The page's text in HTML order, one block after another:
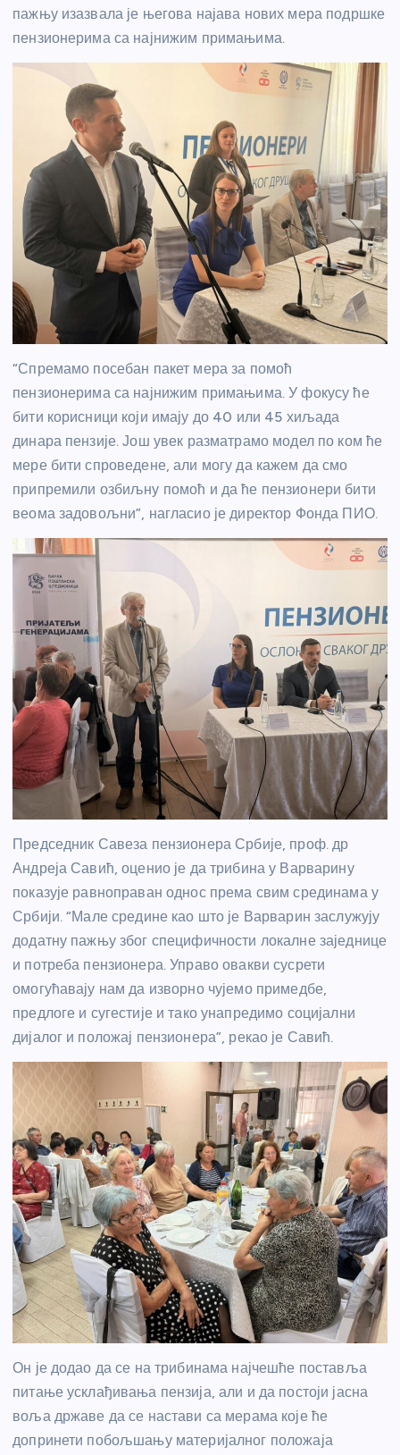
пажњу изазвала је његова најава нових мера подршке
пензионерима са најнижим примањима.
“Спремамо посебан пакет мера за помоћ
пензионерима са најнижим примањима. У фокусу ће
бити корисници који имају до 40 или 45 хиљада
динара пензије. Још увек разматрамо модел по ком ће
мере бити спроведене, али могу да кажем да смо
припремили озбиљну помоћ и да ће пензионери бити
веома задовољни”, нагласио је директор Фонда ПИО.
Председник Савеза пензионера Србије, проф. др
Андреја Савић, оценио је да трибина у Варварину
показује равноправан однос према свим срединама у
Србији. “Мале средине као што је Варварин заслужују
додатну пажњу због специфичности локалне заједнице
и потреба пензионера. Управо овакви сусрети
омогућавају нам да изворно чујемо примедбе,
предлоге и сугестије и тако унапредимо социјални
дијалог и положај пензионера”, рекао је Савић.
Он је додао да се на трибинама најчешће поставља
питање усклађивања пензија, али и да постоји јасна
воља државе да се настави са мерама које ће
допринети побољшању материјалног положаја